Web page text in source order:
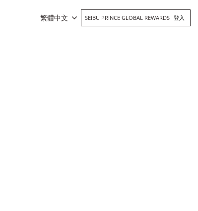
繁體中文 SEIBU PRINCE GLOBAL REWARDS 登入